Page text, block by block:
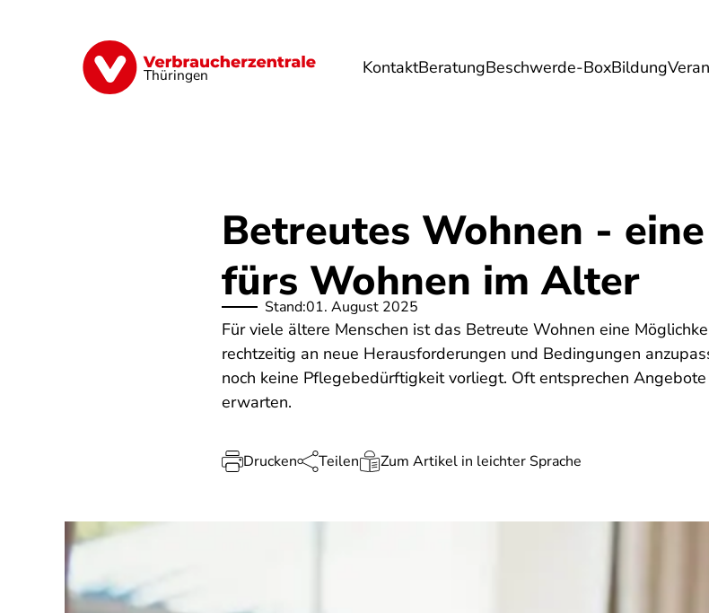
Thüringen KontaktBeratungBeschwerde-BoxBildung
Finanzen Digitales Lebensmittel Umwelt Gesundheit
Betreutes Wohnen -
fürs Wohnen im Alter
Stand:01. August 2025
Für viele ältere Menschen ist das Betreute Wohnen eine
rechtzeitig an neue Herausforderungen und Bedingungen
noch keine Pflegebedürftigkeit vorliegt. Oft entsprechen
erwarten.
Drucken Teilen Zum Artikel in leichter Sprache